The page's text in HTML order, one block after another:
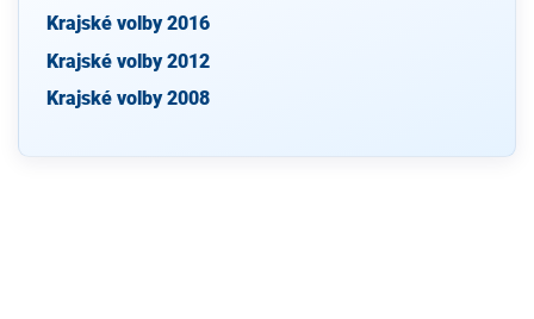
Krajské volby 2016
Krajské volby 2012
Krajské volby 2008